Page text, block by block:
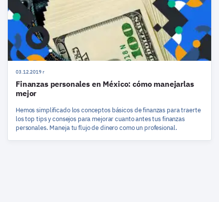
03.12.2019 r
Finanzas personales en México: cómo manejarlas
mejor
Hemos simplificado los conceptos básicos de finanzas para traerte
los top tips y consejos para mejorar cuanto antes tus finanzas
personales. Maneja tu flujo de dinero como un profesional.